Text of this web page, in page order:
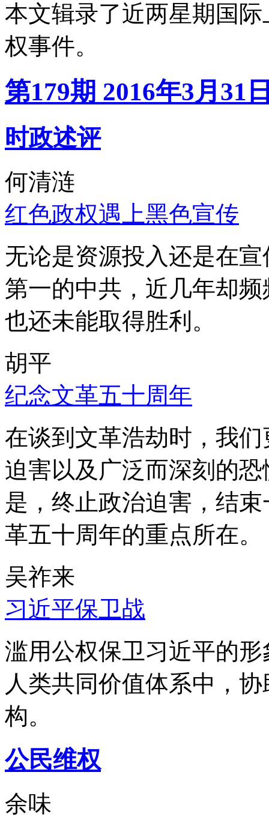
本文辑录了近两星期国
权事件。
第179期 2016年3月31
时政述评
何清涟
红色政权遇上黑色宣传
无论是资源投入还是在
第一的中共，近几年却
也还未能取得胜利。
胡平
纪念文革五十周年
在谈到文革浩劫时，我
迫害以及广泛而深刻的
是，终止政治迫害，结
革五十周年的重点所在。
吴祚来
习近平保卫战
滥用公权保卫习近平的
人类共同价值体系中，
构。
公民维权
余味